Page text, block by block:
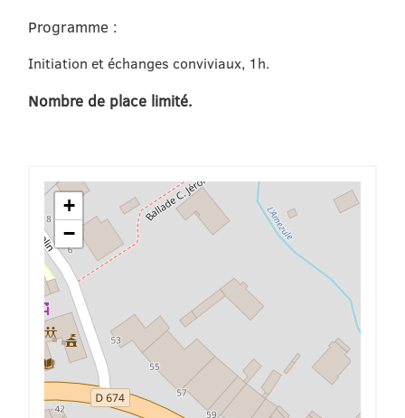
Programme :
Initiation et échanges conviviaux, 1h.
Nombre de place limité.
+
−